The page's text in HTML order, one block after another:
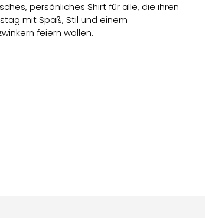
persönliches Shirt für alle, die ihren
mit Spaß, Stil und einem
feiern wollen.